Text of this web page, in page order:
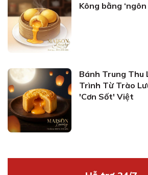
Kông bằng ‘ngôn
Bánh Trung Thu
Trình Từ Trào
'Cơn Sốt' Việt